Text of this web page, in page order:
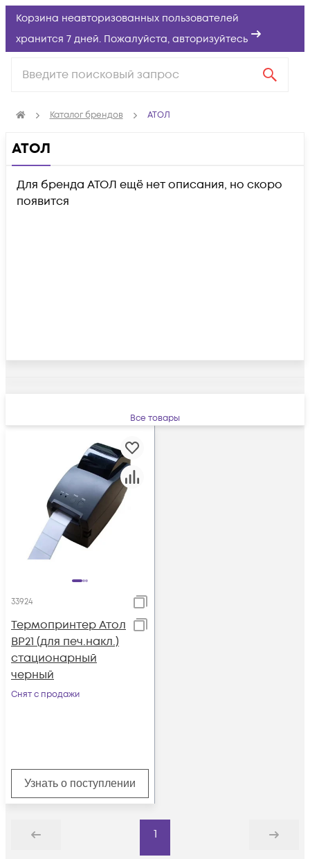
Корзина неавторизованных пользователей
хранится 7 дней. Пожалуйста, авторизуйтесь
Каталог брендов АТОЛ
АТОЛ
Для бренда АТОЛ ещё нет описания, но скоро
появится
Все товары
33924
Термопринтер Атол
BP21 (для печ.накл.)
стационарный
черный
Снят с продажи
Узнать о поступлении
Назад
1
Дальше